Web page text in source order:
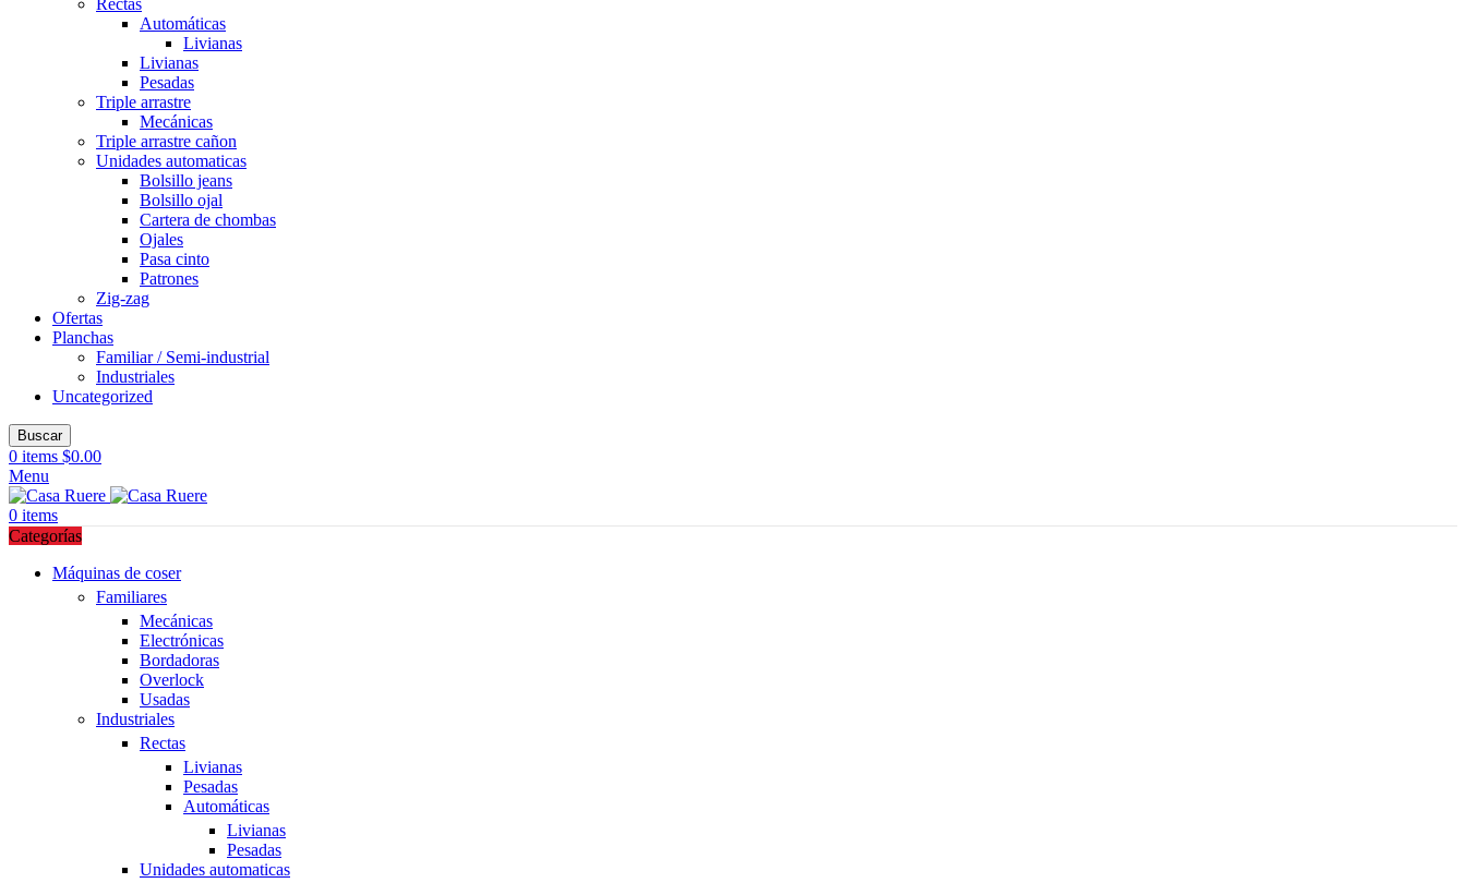
Rectas
Automáticas
Livianas
Livianas
Pesadas
Triple arrastre
Mecánicas
Triple arrastre cañon
Unidades automaticas
Bolsillo jeans
Bolsillo ojal
Cartera de chombas
Ojales
Pasa cinto
Patrones
Zig-zag
Ofertas
Planchas
Familiar / Semi-industrial
Industriales
Uncategorized
Buscar
0 items $0.00
Menu
0 items
Categorías
Máquinas de coser
Familiares
Mecánicas
Electrónicas
Bordadoras
Overlock
Usadas
Industriales
Rectas
Livianas
Pesadas
Automáticas
Livianas
Pesadas
Unidades automaticas